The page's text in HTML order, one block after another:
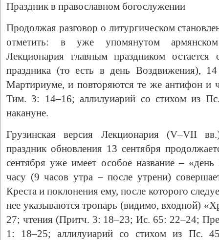
Праздник в православном богослужении
Продолжая разговор о литургическом
отметить: в уже упомянутом армянском
Лекционария главным праздником
праздника (то есть в день Воздвижения),
Мартириуме, и повторяются те же антифон и
Тим. 3: 14–16; аллилуиарий со стихом из
накануне.
Грузинская версия Лекционария (V–VII
праздник обновления 13 сентября
сентября уже имеет особое название –
часу (9 часов утра – после утрени)
Креста и поклонения ему, после которого
нее указываются тропарь (видимо, входной)
27; чтения (Притч. 3: 18–23; Ис. 65: 22–24;
1: 18–25; аллилуиарий со стихом из Пс.